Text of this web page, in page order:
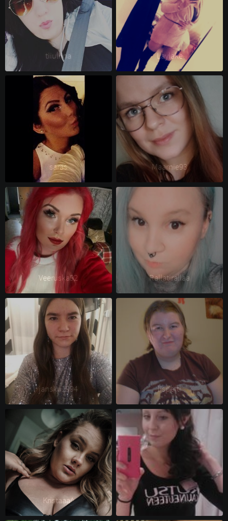
tiiuliina Laylake
saräs Maarnie93
Veeruska92 Rallatirallaa
jansku1994 lispetti
Kristaaa^ Cocoa^shake